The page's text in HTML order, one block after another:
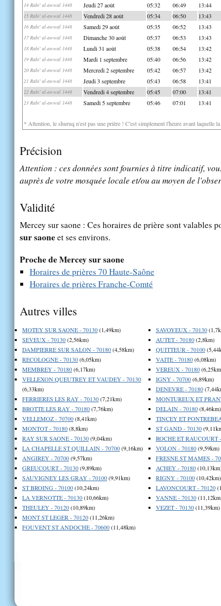
14 Rabi' al-awwal 1448 Jeudi 27 août 05:32 06:49 13:44
15 Rabi' al-awwal 1448 Vendredi 28 août 05:34 06:50 13:43
16 Rabi' al-awwal 1448 Samedi 29 août 05:35 06:52 13:43
17 Rabi' al-awwal 1448 Dimanche 30 août 05:37 06:53 13:43
18 Rabi' al-awwal 1448 Lundi 31 août 05:38 06:54 13:42
19 Rabi' al-awwal 1448 Mardi 1 septembre 05:40 06:56 13:42
20 Rabi' al-awwal 1448 Mercredi 2 septembre 05:42 06:57 13:42
21 Rabi' al-awwal 1448 Jeudi 3 septembre 05:43 06:58 13:41
22 Rabi' al-awwal 1448 Vendredi 4 septembre 05:45 07:00 13:41
23 Rabi' al-awwal 1448 Samedi 5 septembre 05:46 07:01 13:41
* Attention, le shuruq n'est pas une prière ! C'est simplement l'heure avant laquelle
Précision
Attention : ces données sont fournies à titre indicatif,
auprès de votre mosquée locale et/ou au moyen de
Validité
Mercey sur saone : Ces horaires de prière sont valables
sur saoneet ses environs.
Proche de Mercey sur saone
Horaires de prières 70 Haute-Saône
Horaires de prières Franche-Comté
Autres villes
MOTEY SUR SAONE - 70130(1,49km)
SEVEUX - 70130(2,56km)
DAMPIERRE SUR SALON - 70180(4,58km)
RECOLOGNE - 70130(6,05km)
MEMBREY - 70180(6,17km)
VELLEXON QUEUTREY ET VAUDEY - 70130
(6,33km)
FERRIERES LES RAY - 70130(7,21km)
BROTTE LES RAY - 70180(7,76km)
VELLEMOZ - 70700(8,41km)
MONTOT - 70180(8,8km)
RAY SUR SAONE - 70130(9,04km)
LA CHAPELLE ST QUILLAIN - 70700(9,16km)
ANGIREY - 70700(9,57km)
GREUCOURT - 70130(9,89km)
SAUVIGNEY LES GRAY - 70100(9,91km)
ST BROING - 70100(10,24km)
LA VERNOTTE - 70130(10,66km)
THEULEY - 70120(10,89km)
MONT ST LEGER - 70120(11,26km)
FOUVENT ST ANDOCHE - 70600(11,48km)
SAVOYEUX - 70130
AUTET - 70180(2,8km)
QUITTEUR - 70100
VAITE - 70180(6,08km)
VEREUX - 70180
IGNY - 70700(6,89km)
DENEVRE - 70180
MONTUREUX ET
DELAIN - 70180(8,46km)
TINCEY ET
ST GAND - 70130
ROCHE ET RAUCOURT
VOLON - 70180(9,59km)
FRESNE ST MAMES -
ACHEY - 70180
RIGNY - 70100(10,42km)
LAVONCOURT - 70120
VANNE - 70130
VEZET - 70130(11,39km)